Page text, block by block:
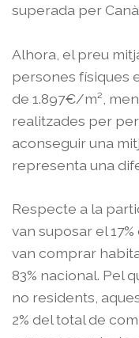
superada per
Alhora, el preu
persones físiques
de 1.897€/m²,
realitzades per
aconseguir una
representa una
Respecte a la
van suposar el
van comprar
83% nacional. Pel
no residents,
2% del total de